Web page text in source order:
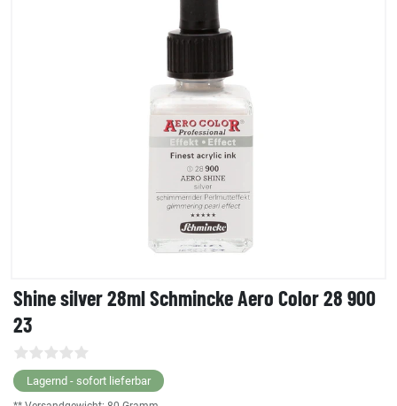
Shine silver 28ml Schmincke Aero Color 28 900
23
Lagernd - sofort lieferbar